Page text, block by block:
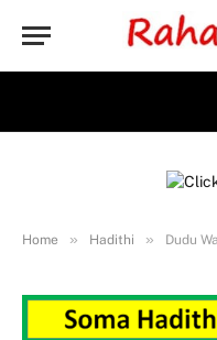
Home » Hadithi » Dudu